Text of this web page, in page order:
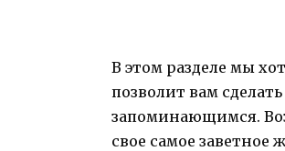
В этом разделе мы
позволит вам
запоминающимся.
свое самое заветное